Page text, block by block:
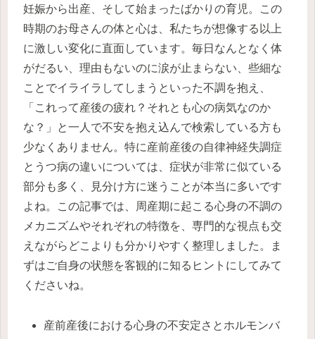
妊娠から出産、そして始まったばかりの育児。この
時期のお母さんの体と心は、私たちが想像する以上
に激しい変化に直面しています。毎日なんとなく体
がだるい、理由もないのに涙が止まらない、些細な
ことでイライラしてしまうといった不調を抱え、
「これって産後の疲れ？それとも心の病気なのか
な？」と一人で不安を抱え込んで検索している方も
少なくありません。特に産前産後の自律神経失調症
とうつ病の違いについては、症状が非常に似ている
部分も多く、見分け方に迷うことが本当に多いです
よね。この記事では、周産期に起こる心身の不調の
メカニズムやそれぞれの特徴を、専門的な視点も交
えながらどこよりも分かりやすく整理しました。ま
ずはご自身の状態を客観的に知るヒントにしてみて
くださいね。
産前産後における心身の不安定さとホルモンバ